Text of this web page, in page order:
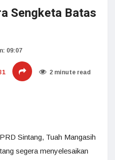
Sengketa Batas
09:07
2 minute read
Sintang, Tuah Mangasih
segera menyelesaikan